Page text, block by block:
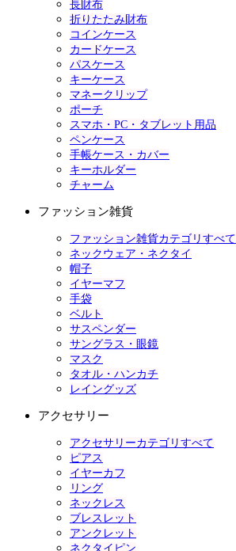
長財布
折りたたみ財布
コインケース
カードケース
パスケース
キーケース
マネークリップ
ポーチ
スマホ・PC・タブレット用品
ペンケース
手帳ケース・カバー
キーホルダー
チャーム
ファッション雑貨
ファッション雑貨カテゴリすべて
ネックウェア・ネクタイ
帽子
イヤーマフ
手袋
ベルト
サスペンダー
サングラス・眼鏡
マスク
タオル・ハンカチ
レイングッズ
アクセサリー
アクセサリーカテゴリすべて
ピアス
イヤーカフ
リング
ネックレス
ブレスレット
アンクレット
ネクタイピン